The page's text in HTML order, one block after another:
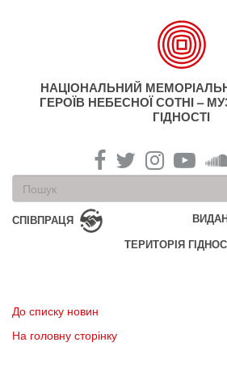
НАЦІОНАЛЬНИЙ
ГЕРОЇВ НЕБЕСНОЇ СОТНІ –
ГІДНОСТІ
Пошукова
форма
Пошук
СПІВПРАЦЯ
ТЕРИТОРІЯ
До списку новин
На головну сторінку